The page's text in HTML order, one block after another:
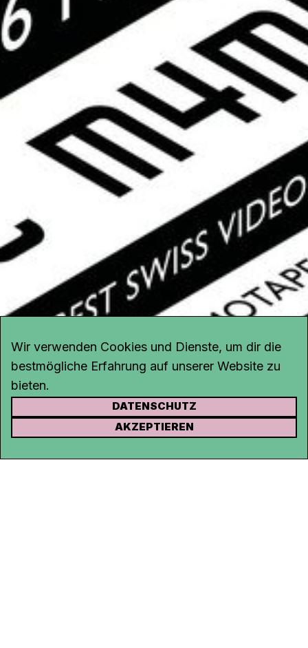
22:00 Uhr, CO2-neutrale Musikkultur
KONTAKT
Rohrerstrasse 20
Wir verwenden Cookies und Dienste, um dir die
bestmögliche Erfahrung auf unserer Website zu
bieten.
DATENSCHUTZ
AKZEPTIEREN